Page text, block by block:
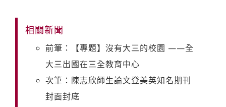
相關新聞
前筆：【專題】沒有大三的校園 ——全
大三出國在三全教育中心
次筆：陳志欣師生論文登美英知名期刊
封面封底